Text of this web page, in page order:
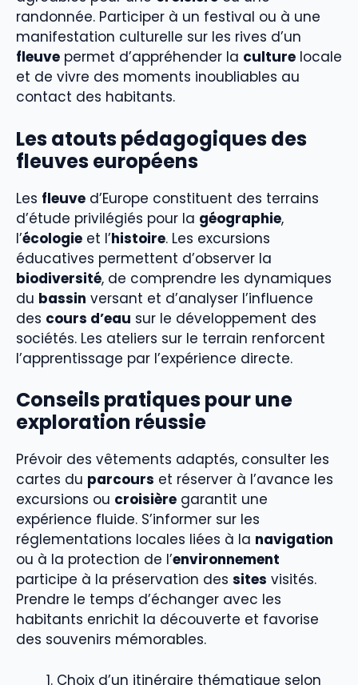
randonnée. Participer à un festival ou à une
manifestation culturelle sur les rives d’un
fleuve permet d’appréhender la culture locale
et de vivre des moments inoubliables au
contact des habitants.
Les atouts pédagogiques des
fleuves européens
Les fleuve d’Europe constituent des terrains
d’étude privilégiés pour la géographie,
l’écologie et l’histoire. Les excursions
éducatives permettent d’observer la
biodiversité, de comprendre les dynamiques
du bassin versant et d’analyser l’influence
des cours d’eau sur le développement des
sociétés. Les ateliers sur le terrain renforcent
l’apprentissage par l’expérience directe.
Conseils pratiques pour une
exploration réussie
Prévoir des vêtements adaptés, consulter les
cartes du parcours et réserver à l’avance les
excursions ou croisière garantit une
expérience fluide. S’informer sur les
réglementations locales liées à la navigation
ou à la protection de l’environnement
participe à la préservation des sites visités.
Prendre le temps d’échanger avec les
habitants enrichit la découverte et favorise
des souvenirs mémorables.
Choix d’un itinéraire thématique selon